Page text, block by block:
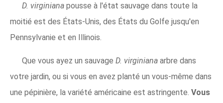
D. virginiana pousse à l'état sauvage dans toute la
moitié est des États-Unis, des États du Golfe jusqu'en
Pennsylvanie et en Illinois.
Que vous ayez un sauvage D. virginiana arbre dans
votre jardin, ou si vous en avez planté un vous-même dans
une pépinière, la variété américaine est astringente. Vous